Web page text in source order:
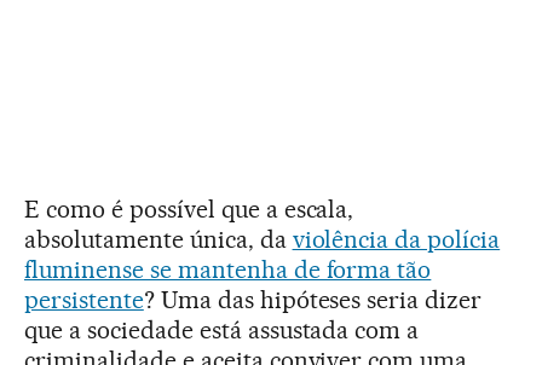
E como é possível que a escala,
absolutamente única, da violência da polícia
fluminense se mantenha de forma tão
persistente? Uma das hipóteses seria dizer
que a sociedade está assustada com a